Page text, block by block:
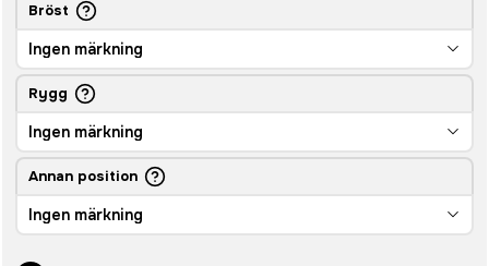
Bröst
Ingen märkning
Rygg
Ingen märkning
Annan position
Ingen märkning